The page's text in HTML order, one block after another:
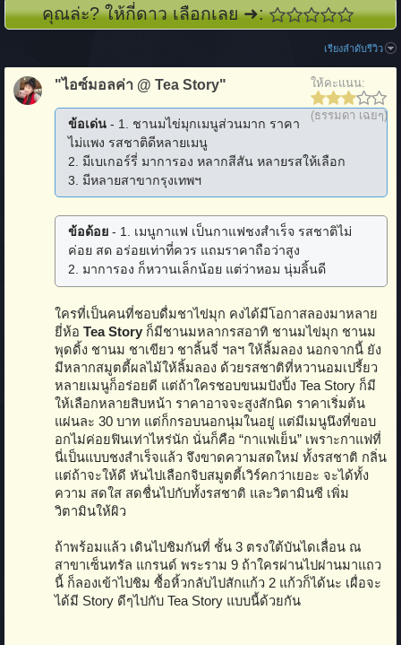
คุณล่ะ? ให้กี่ดาว เลือกเลย ➜:
เรียงลำดับรีวิว
ให้คะแนน:
(ธรรมดา เฉยๆ)
"ไอซ์มอลค่า @ Tea Story"
ข้อเด่น - 1. ชานมไข่มุกเมนูส่วนมาก ราคา
ไม่แพง รสชาติดีหลายเมนู
2. มีเบเกอร์รี่ มาการอง หลากสีสัน หลายรสให้เลือก
3. มีหลายสาขากรุงเทพฯ
ข้อด้อย - 1. เมนูกาแฟ เป็นกาแฟชงสำเร็จ รสชาติไม่
ค่อย สด อร่อยเท่าที่ควร แถมราคาถือว่าสูง
2. มาการอง ก็หวานเล็กน้อย แต่ว่าหอม นุ่มลิ้นดี
ใครที่เป็นคนที่ชอบดื่มชาไข่มุก คงได้มีโอกาสลองมาหลาย
ยี่ห้อ Tea Story ก็มีชานมหลากรสอาทิ ชานมไข่มุก ชานม
พุดดิ้ง ชานม ชาเขียว ชาลิ้นจี่ ฯลฯ ให้ลิ้มลอง นอกจากนี้ ยัง
มีหลากสมูตตี้ผลไม้ให้ลิ้มลอง ด้วยรสชาติที่หวานอมเปรี้ยว
หลายเมนูก็อร่อยดี แต่ถ้าใครชอบขนมปังปิ้ง Tea Story ก็มี
ให้เลือกหลายสิบหน้า ราคาอาจจะสูงสักนิด ราคาเริ่มต้น
แผ่นละ 30 บาท แต่ก็กรอบนอกนุ่มในอยู่ แต่มีเมนูนึงที่ขอบ
อกไม่ค่อยฟินเท่าไหร่นัก นั่นก็คือ “กาแฟเย็น” เพราะกาแฟที่
นี่เป็นแบบชงสำเร็จแล้ว จึงขาดความสดใหม่ ทั้งรสชาติ กลิ่น
แต่ถ้าจะให้ดี หันไปเลือกจิบสมูตตี้เวิร์คกว่าเยอะ จะได้ทั้ง
ความ สดใส สดชื่นไปกับทั้งรสชาติ และวิตามินซี เพิ่ม
วิตามินให้ผิว
ถ้าพร้อมแล้ว เดินไปชิมกันที่ ชั้น 3 ตรงใต้บันไดเลื่อน ณ
สาขาเซ็นทรัล แกรนด์ พระราม 9 ถ้าใครผ่านไปผ่านมาแถว
นี้ ก็ลองเข้าไปชิม ซื้อหิ้วกลับไปสักแก้ว 2 แก้วก็ได้นะ เผื่อจะ
ได้มี Story ดีๆไปกับ Tea Story แบบนี้ด้วยกัน